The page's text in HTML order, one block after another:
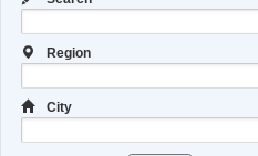
Region
City